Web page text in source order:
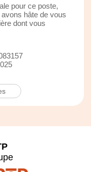
pour ce poste,
hâte de vous
dont vous